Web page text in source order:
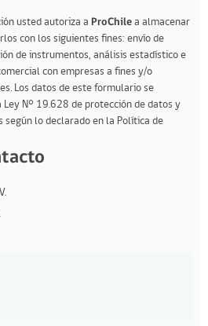
usted autoriza a ProChile a almacenar
con los siguientes fines: envío de
de instrumentos, análisis estadístico e
con empresas a fines y/o
Los datos de este formulario se
N° 19.628 de protección de datos y
según lo declarado en la Política de